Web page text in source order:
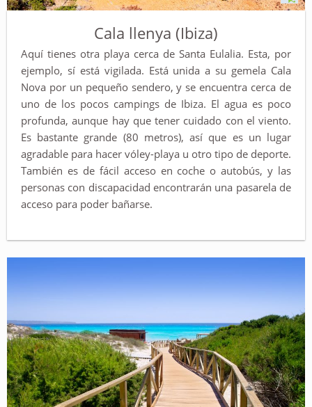
Cala llenya (Ibiza)
Aquí tienes otra playa cerca de Santa Eulalia. Esta, por
ejemplo, sí está vigilada. Está unida a su gemela Cala
Nova por un pequeño sendero, y se encuentra cerca de
uno de los pocos campings de Ibiza. El agua es poco
profunda, aunque hay que tener cuidado con el viento.
Es bastante grande (80 metros), así que es un lugar
agradable para hacer vóley-playa u otro tipo de deporte.
También es de fácil acceso en coche o autobús, y las
personas con discapacidad encontrarán una pasarela de
acceso para poder bañarse.